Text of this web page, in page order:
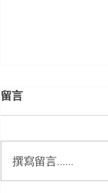
留言
撰寫留言......